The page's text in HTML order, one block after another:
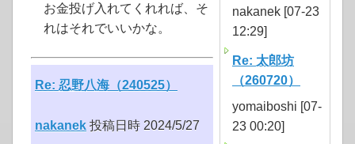
お金投げ入れてくれれば、そ
れはそれでいいかな。
Re: 忍野八海（240525）
nakanek 投稿日時 2024/5/27
nakanek [07-23
12:29]
Re: 太郎坊
（260720）
yomaiboshi [07-
23 00:20]